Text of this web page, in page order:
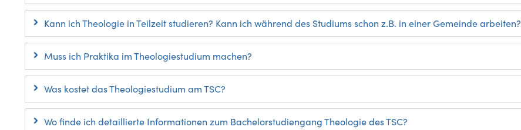
Kann ich Theologie in Teilzeit studieren? Kann ich während des Studiums schon z.B. in einer Gemeinde arbeiten?
Muss ich Praktika im Theologiestudium machen?
Was kostet das Theologiestudium am TSC?
Wo finde ich detaillierte Informationen zum Bachelorstudiengang Theologie des TSC?